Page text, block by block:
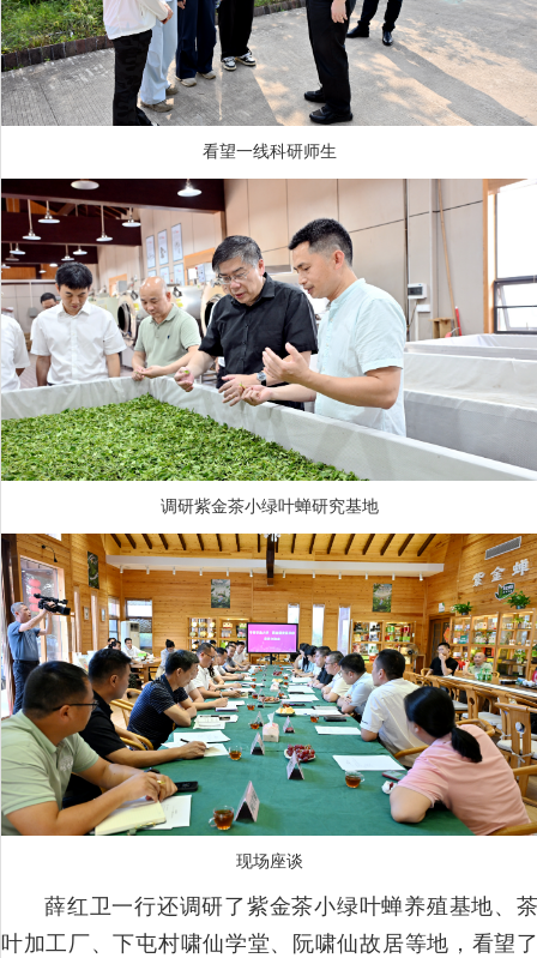
看望一线科研师生
调研紫金茶小绿叶蝉研究基地
现场座谈
薛红卫一行还调研了紫金茶小绿叶蝉养殖基地、茶
叶加工厂、下屯村啸仙学堂、阮啸仙故居等地，看望了